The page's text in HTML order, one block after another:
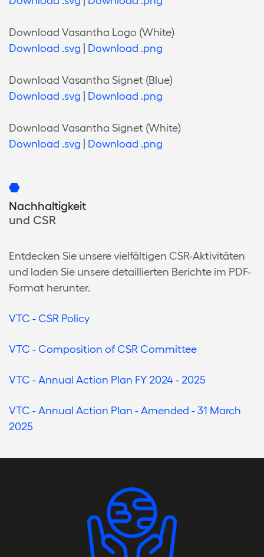
Download Vasantha Logo (White)
Download .svg
Download .png
Download Vasantha Signet (Blue)
Download .svg
Download .png
Download Vasantha Signet (White)
Download .svg
Download .png
Nachhaltigkeit
und CSR
Entdecken Sie unsere vielfältigen CSR-Aktivitäten
und laden Sie unsere detaillierten Berichte im PDF-
Format herunter.
VTC - CSR Policy
VTC - Composition of CSR Committee
VTC - Annual Action Plan FY 2024 - 2025
VTC - Annual Action Plan - Amended - 31 March
2025